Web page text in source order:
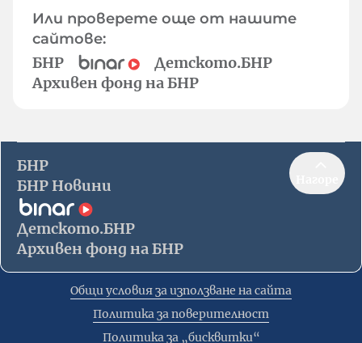
Или проверете още от нашите
сайтове:
БНР
Детското.БНР
Архивен фонд на БНР
БНР
БНР Новини
Детското.БНР
Архивен фонд на БНР
Общи условия за използване на сайта
Политика за поверителност
Политика за „бисквитки“